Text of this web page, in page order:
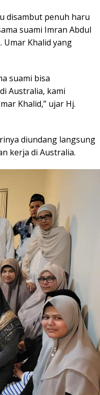
disambut penuh haru
suami Imran Abdul
Umar Khalid yang
suami bisa
Australia, kami
Khalid,” ujar Hj.
diundang langsung
kerja di Australia.